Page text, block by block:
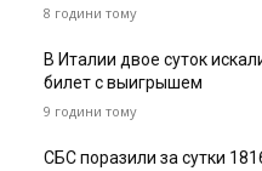
8 години тому
В Италии двое суток
билет с выигрышем
9 години тому
СБС поразили за сутки